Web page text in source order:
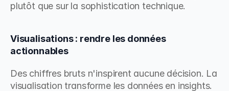
plutôt que sur la sophistication technique.
Visualisations : rendre les données
actionnables
Des chiffres bruts n'inspirent aucune décision. La
visualisation transforme les données en insights.